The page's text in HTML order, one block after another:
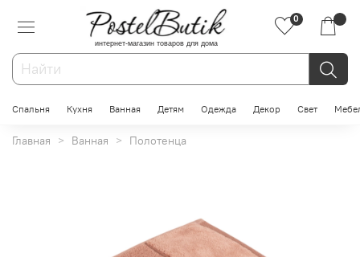
интернет-магазин товаров для дома
0
Спальня Кухня Ванная Детям Одежда Декор Свет
Главная Ванная Полотенца